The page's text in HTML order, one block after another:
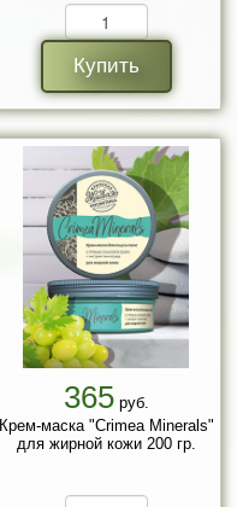
Купить
365руб.
Крем-маска "Crimea Minerals"
для жирной кожи 200 гр.